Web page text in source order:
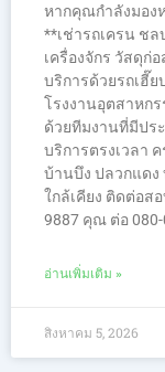
หากคุณกำลังมอง
**เช่ารถเครน ช
เครื่องจักร วัสดุก่
บริการด้วยรถเฮี๊
โรงงานอุตสาหก
ด้วยทีมงานที่มีปร
บริการตรงเวลา
บ้านบึง ปลวกแดง
ใกล้เคียง ติดต่อส
9887 คุณ ต่อ
อ่านเพิ่มเติม »
สิงหาคม 5, 2026